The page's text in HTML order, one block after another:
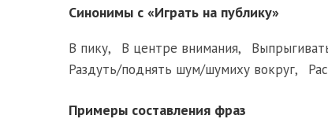
Синонимы с «Играть на публику»
В пику, В центре внимания,
Раздуть/поднять шум/шумиху вокруг,
Примеры составления фраз